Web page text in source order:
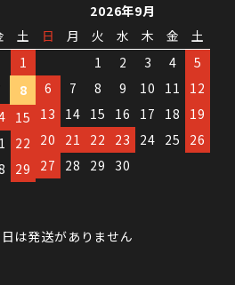
土
1
8
15
22
29
2026年9月
日
月 火 水 木 金
土
1
2 3 4
5
6
7 8 9 10 11
12
13
14 15 16 17 18
19
20
21 22 23 24 25
26
27
28 29 30
は発送がありません